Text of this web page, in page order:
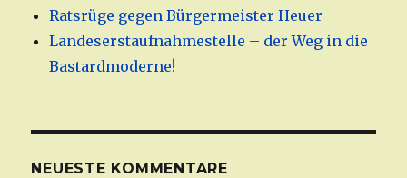
Ratsrüge gegen Bürgermeister Heuer
Landeserstaufnahmestelle – der Weg in die
Bastardmoderne!
NEUESTE KOMMENTARE